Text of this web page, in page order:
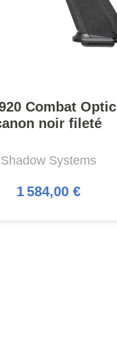
Combat Optic
noir fileté
Shadow Systems
1 584,00 €